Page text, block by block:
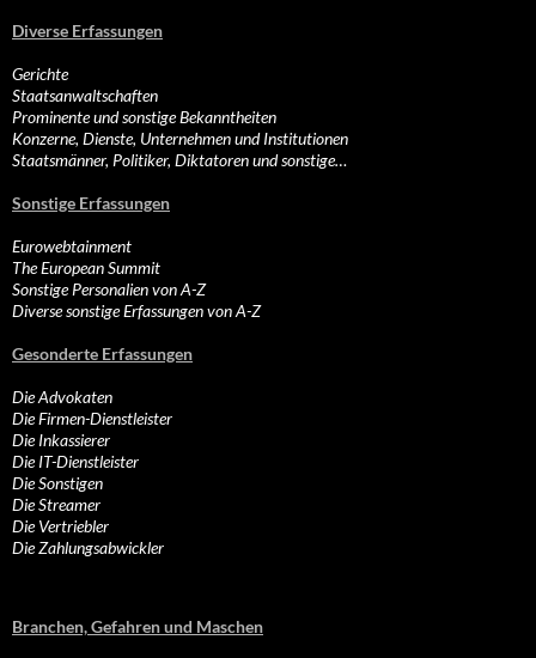
Diverse Erfassungen
Gerichte
Staatsanwaltschaften
Prominente und sonstige Bekanntheiten
Konzerne, Dienste, Unternehmen und Institutionen
Staatsmänner, Politiker, Diktatoren und sonstige…
Sonstige Erfassungen
Eurowebtainment
The European Summit
Sonstige Personalien von A-Z
Diverse sonstige Erfassungen von A-Z
Gesonderte Erfassungen
Die Advokaten
Die Firmen-Dienstleister
Die Inkassierer
Die IT-Dienstleister
Die Sonstigen
Die Streamer
Die Vertriebler
Die Zahlungsabwickler
Branchen, Gefahren und Maschen